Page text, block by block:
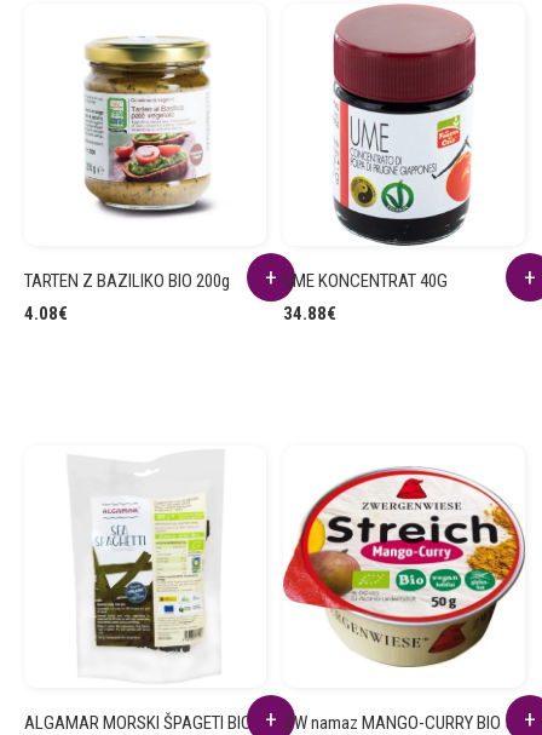
TARTEN Z BAZILIKO BIO 200g
4.08€
UME KONCENTRAT 40G
34.88€
ALGAMAR MORSKI ŠPAGETI BIO
ZW namaz MANGO-CURRY BIO 50g